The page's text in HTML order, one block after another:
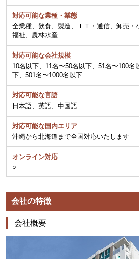
対応可能な業種・業態
全業種、飲食、製造、ＩＴ・通信、卸売・
福祉、農林水産
対応可能な会社規模
10名以下、11名〜50名以下、51名〜100名
下、501名〜1000名以下
対応可能な言語
日本語、英語、中国語
対応可能な国内エリア
沖縄から北海道まで全国対応いたします
オンライン対応
○
会社の特徴
会社概要